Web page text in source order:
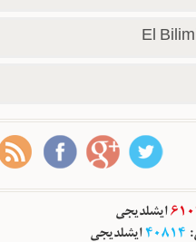
El
ایشلدیجی
:
40814ایشلدیجی